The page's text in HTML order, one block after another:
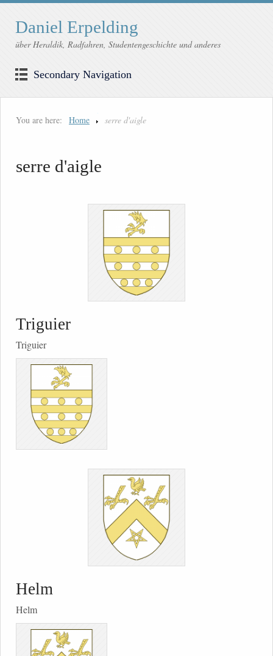
Daniel Erpelding
über Heraldik, Radfahren, Studentengeschichte und anderes
Secondary Navigation
You are here: Home serre d'aigle
serre d'aigle
Triguier
Triguier
Helm
Helm